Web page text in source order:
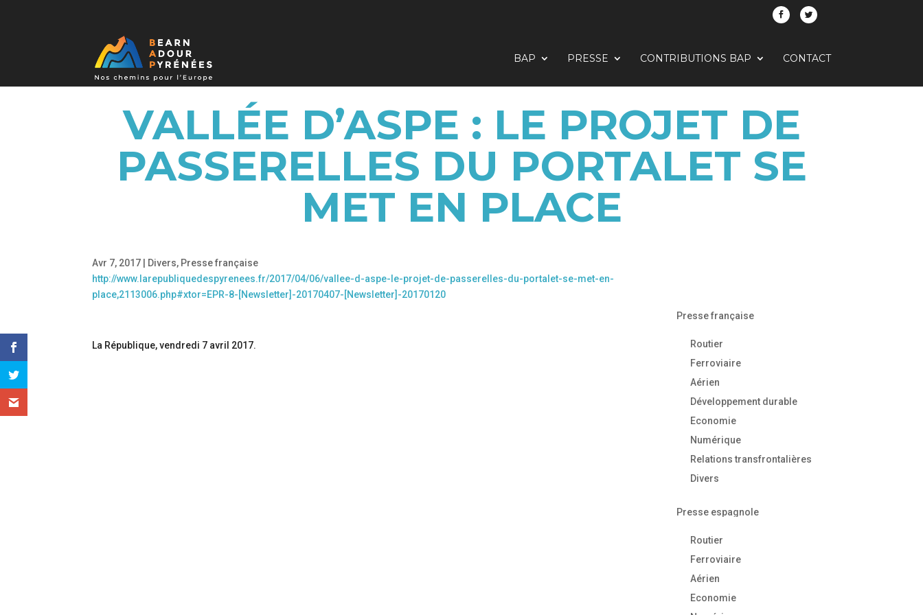
BAP PRESSE CONTRIBUTIONS BAP CONTACT
VALLÉE D’ASPE : LE PROJET DE
PASSERELLES DU PORTALET SE
MET EN PLACE
Avr 7, 2017 Divers, Presse française
http://www.larepubliquedespyrenees.fr/2017/04/06/vallee-d-aspe-le-projet-de-passerelles-du-portalet-se-met-en-
place,2113006.php#xtor=EPR-8-[Newsletter]-20170407-[Newsletter]-20170120
La République, vendredi 7 avril 2017.
Presse française
Routier
Ferroviaire
Aérien
Développement durable
Economie
Numérique
Relations transfrontalières
Divers
Presse espagnole
Routier
Ferroviaire
Aérien
Economie